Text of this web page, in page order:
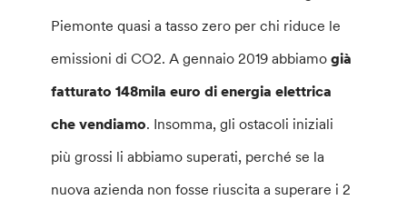
Piemonte quasi a tasso zero per chi riduce le
emissioni di CO2. A gennaio 2019 abbiamogià
fatturato 148mila euro di energia elettrica
che vendiamo. Insomma, gli ostacoli iniziali
più grossi li abbiamo superati, perché se la
nuova azienda non fosse riuscita a superare i 2